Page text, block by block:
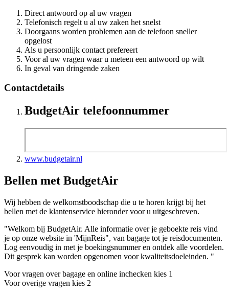
Direct antwoord op al uw vragen
Telefonisch regelt u al uw zaken het snelst
Doorgaans worden problemen aan de telefoon sneller
opgelost
Als u persoonlijk contact prefereert
Voor al uw vragen waar u meteen een antwoord op wilt
In geval van dringende zaken
Contactdetails
BudgetAir telefoonnummer
www.budgetair.nl
Bellen met BudgetAir
Wij hebben de welkomstboodschap die u te horen krijgt bij het
bellen met de klantenservice hieronder voor u uitgeschreven.
"Welkom bij BudgetAir. Alle informatie over je geboekte reis vind
je op onze website in 'MijnReis", van bagage tot je reisdocumenten.
Log eenvoudig in met je boekingsnummer en ontdek alle voordelen.
Dit gesprek kan worden opgenomen voor kwaliteitsdoeleinden. "
Voor vragen over bagage en online inchecken kies 1
Voor overige vragen kies 2